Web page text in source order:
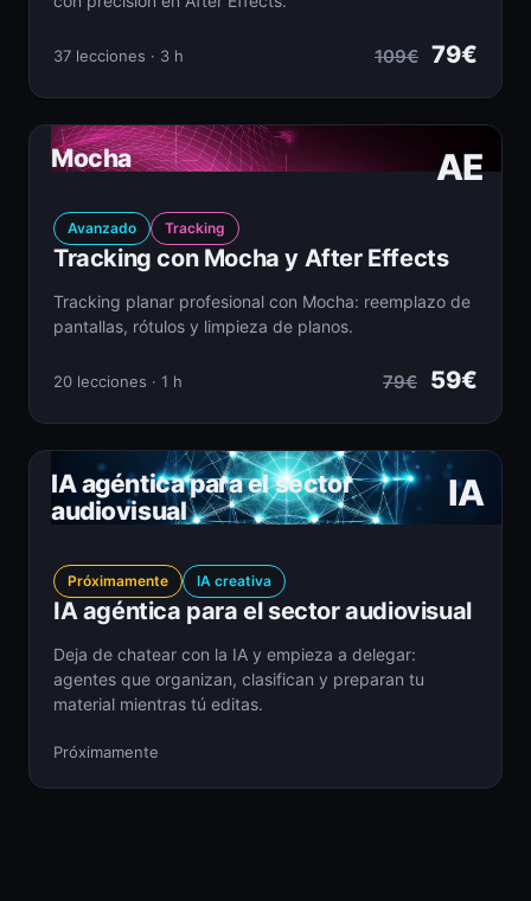
37 lecciones · 3 h 109€ 79€
AE
Mocha
Avanzado Tracking
Tracking con Mocha y After Effects
Tracking planar profesional con Mocha: reemplazo de
pantallas, rótulos y limpieza de planos.
20 lecciones · 1 h 79€ 59€
IA
IA agéntica para el sector
audiovisual
Próximamente IA creativa
IA agéntica para el sector audiovisual
Deja de chatear con la IA y empieza a delegar:
agentes que organizan, clasifican y preparan tu
material mientras tú editas.
Próximamente